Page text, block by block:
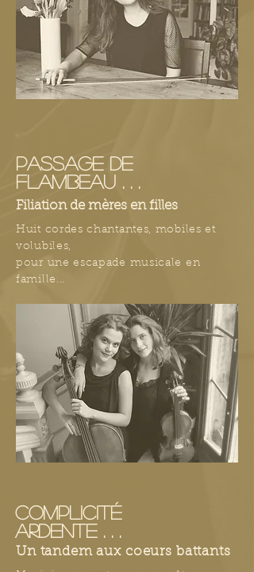
PASSAGE DE
FLAMBEAU . . .
Filiation de mères en filles
Huit cordes chantantes, mobiles et
volubiles,
pour une escapade musicale en
famille...
COMPLICITé
ARDENTE . . .
Un tandem aux coeurs battants